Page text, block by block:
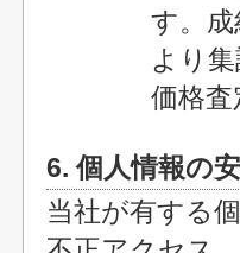
す。
より
価格
6. 個人情報の
当社が有する